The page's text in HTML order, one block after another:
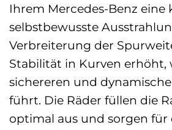
Ihrem Mercedes-Benz eine
selbstbewusste
Verbreiterung der
Stabilität in Kurven erhöht,
sichereren und
führt. Die Räder füllen die
optimal aus und sorgen für